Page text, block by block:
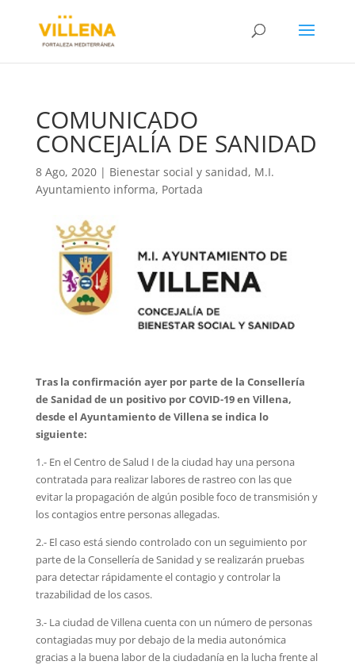
COMUNICADO
CONCEJALÍA DE SANIDAD
8 Ago, 2020| Bienestar social y sanidad, M.I.
Ayuntamiento informa, Portada
Tras la confirmación ayer por parte de la Consellería
de Sanidad de un positivo por COVID-19 en Villena,
desde el Ayuntamiento de Villena se indica lo
siguiente:
1.- En el Centro de Salud I de la ciudad hay una persona
contratada para realizar labores de rastreo con las que
evitar la propagación de algún posible foco de transmisión y
los contagios entre personas allegadas.
2.- El caso está siendo controlado con un seguimiento por
parte de la Consellería de Sanidad y se realizarán pruebas
para detectar rápidamente el contagio y controlar la
trazabilidad de los casos.
3.- La ciudad de Villena cuenta con un número de personas
contagiadas muy por debajo de la media autonómica
gracias a la buena labor de la ciudadanía en la lucha frente al